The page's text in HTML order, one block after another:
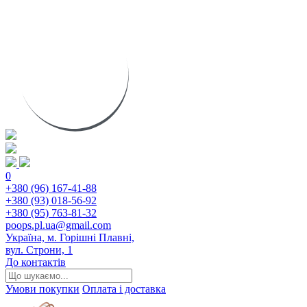
0
+380 (96) 167-41-88
+380 (93) 018-56-92
+380 (95) 763-81-32
poops.pl.ua@gmail.com
Україна, м. Горішні Плавні,
вул. Строни, 1
До контактів
Умови покупки Оплата і доставка